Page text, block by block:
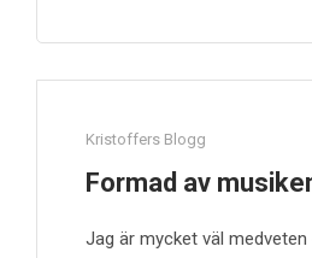
Kristoffers Blogg
Formad av
Jag är mycket väl